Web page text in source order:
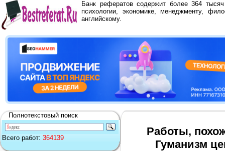
Банк рефератов содержит более 364
психологии, экономике, менеджменту,
английскому.
Полнотекстовый поиск
Всего работ: 364139
Работы,
Гуманизм